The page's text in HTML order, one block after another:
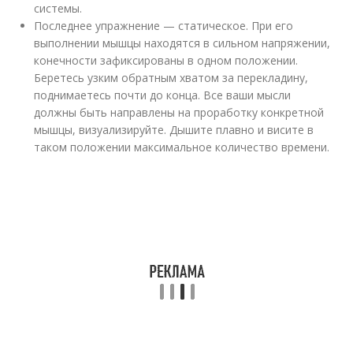
системы.
Последнее упражнение — статическое. При его
выполнении мышцы находятся в сильном напряжении,
конечности зафиксированы в одном положении.
Беретесь узким обратным хватом за перекладину,
поднимаетесь почти до конца. Все ваши мысли
должны быть направлены на проработку конкретной
мышцы, визуализируйте. Дышите плавно и висите в
таком положении максимальное количество времени.